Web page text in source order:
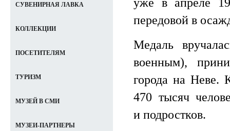
передовой в
Медаль
военным),
города на Неве.
470 тысяч
и подростков.
СУВЕНИРНАЯ ЛАВКА
КОЛЛЕКЦИИ
ПОСЕТИТЕЛЯМ
ТУРИЗМ
МУЗЕЙ В СМИ
МУЗЕИ-ПАРТНЕРЫ